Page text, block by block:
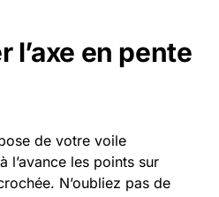
l’axe en pente
de votre voile
l’avance les points sur
N’oubliez pas de